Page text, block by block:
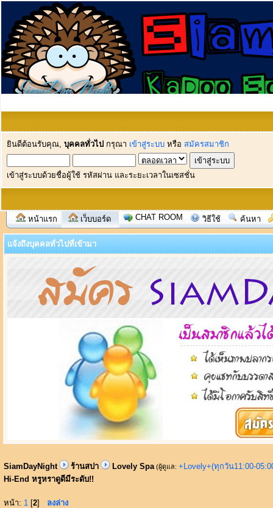
ยินดีต้อนรับคุณ, บุคคลทั่วไป กรุณา เข้าสู่ระบบ หรือ สมัครสมาชิก
เข้าสู่ระบบด้วยชื่อผู้ใช้ รหัสผ่าน และระยะเวลาในเซสชั่น
หน้าแรก เว็บบอร์ด CHAT ROOM วิธีใช้ ค้นหา
แจ้งถึงบุคคลทั่วไปที่เข้ามา
SiamDayNight ร้านสปา Lovely Spa (ผู้ดูแล: +Lovely+(ทุกวัน11:00-
Hi-End หรูหราดูดีมีระดับ!!
หน้า: 1 [2] ลงล่าง